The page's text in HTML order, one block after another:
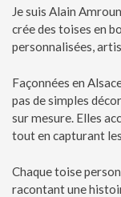
Je suis Alain
crée des toises en
personnalisées,
Façonnées en
pas de simples
sur mesure. Elles
tout en capturant
Chaque toise
racontant une